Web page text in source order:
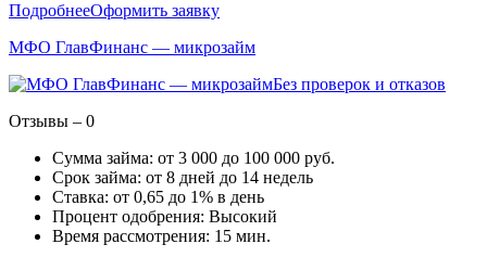
ПодробнееОформить заявку
МФО ГлавФинанс — микрозайм
Без проверок и отказов
Отзывы – 0
Сумма займа: от 3 000 до 100 000 руб.
Срок займа: от 8 дней до 14 недель
Ставка: от 0,65 до 1% в день
Процент одобрения: Высокий
Время рассмотрения: 15 мин.